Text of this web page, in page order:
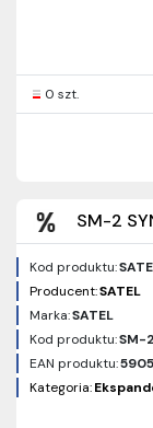
0 szt.
SM-2
Kod produktu:
Producent:SATEL
Marka:SATEL
Kod produktu:SM-2
EAN produktu:
Kategoria: